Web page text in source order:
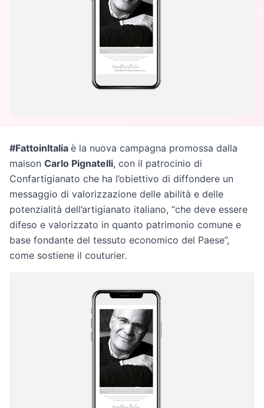
#FattoinItalia è la nuova campagna promossa dalla
maison Carlo Pignatelli, con il patrocinio di
Confartigianato che ha l’obiettivo di diffondere un
messaggio di valorizzazione delle abilità e delle
potenzialità dell’artigianato italiano, “che deve essere
difeso e valorizzato in quanto patrimonio comune e
base fondante del tessuto economico del Paese”,
come sostiene il couturier.